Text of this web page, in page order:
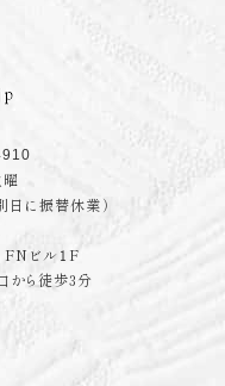
曜
日に振替休業）
ビル１F
から徒歩3分